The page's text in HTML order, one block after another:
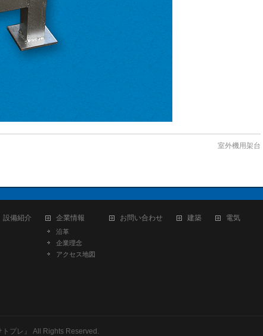
室外機用架台
設備紹介 企業情報
沿革
企業理念
アクセス地図
お問い合わせ 建築 電気
プレ』 All Rights Reserved.